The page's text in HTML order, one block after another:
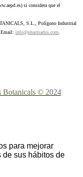
si considera que el
S.L., Polígono Industrial
Email: info@pharmadus.com.
Botanicals © 2024
para mejorar
de sus hábitos de